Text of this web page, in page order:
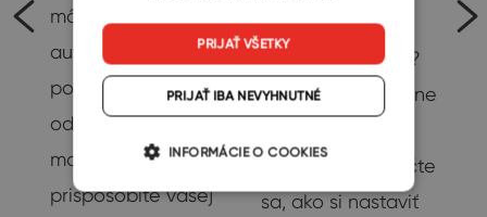
môžete nastaviť
automatický
podpis pre
odchádzajúce e-
maily? Podpis ľahko
prispôsobíte vašej
Chystáte sa na
predĺžený víkend?
Alebo máte v pláne
dovolenku? Naučte
sa, ako si nastaviť
PRIJAŤ VŠETKY
PRIJAŤ IBA NEVYHNUTNÉ
INFORMÁCIE O COOKIES